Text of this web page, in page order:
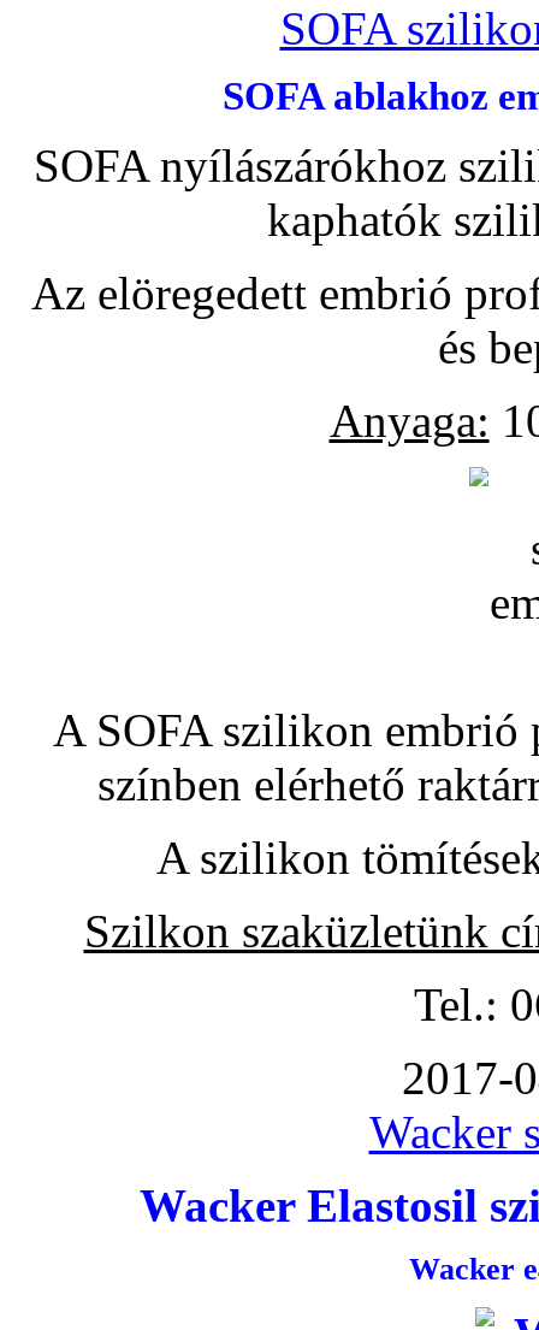
SOFA
SOFA ablakhoz
SOFA nyílászárókhoz
kaphatók
Az elöregedett embrió
és
Anyaga:
A SOFA szilikon embrió
színben elérhető
A szilikon
Szilkon szaküzletünk
Tel.:
2017-
Wacker
Wacker Elastosil
Wacker